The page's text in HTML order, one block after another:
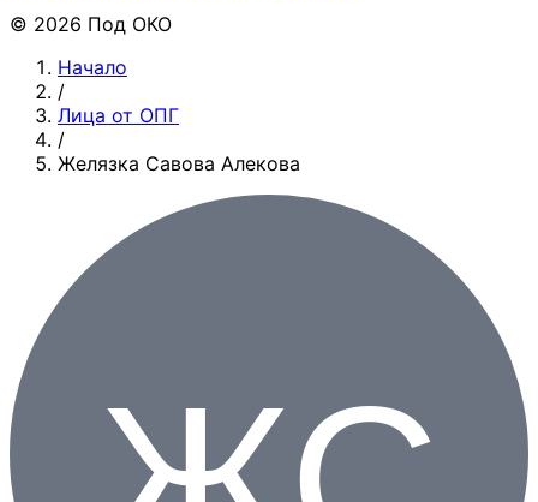
© 2026 Под ОКО
Начало
/
Лица от ОПГ
/
Желязка Савова Алекова